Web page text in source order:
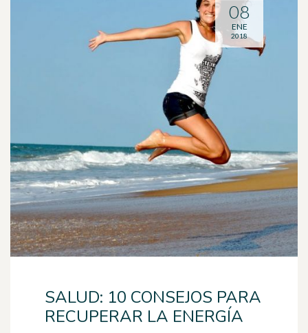
SALUD: 10 CONSEJOS PARA
RECUPERAR LA ENERGÍA
08
ENE
2018